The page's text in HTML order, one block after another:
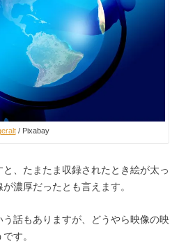
/ Pixabay
、たまたま収録されたとき絵が太っ
濃厚だったとも言えます。
話もありますが、どうやら映像の映
す。